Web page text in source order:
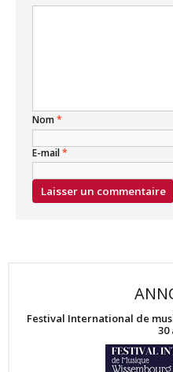
Nom*
E-mail*
Festival International de
30